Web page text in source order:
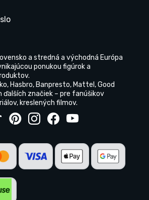
a stredná a východná Európa
ponukou figúrok a
Hasbro, Banpresto, Mattel, Good
ďalších značiek – pre fanúšikov
kreslených filmov.